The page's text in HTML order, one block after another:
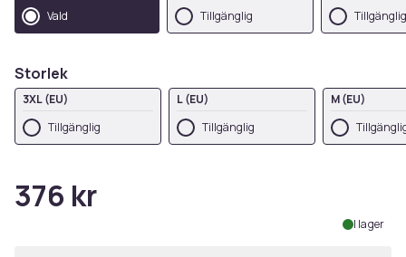
Vald
Tillgänglig
Tillgänglig
Storlek
3XL (EU)
Tillgänglig
L (EU)
Tillgänglig
M (EU)
376 kr
I lager